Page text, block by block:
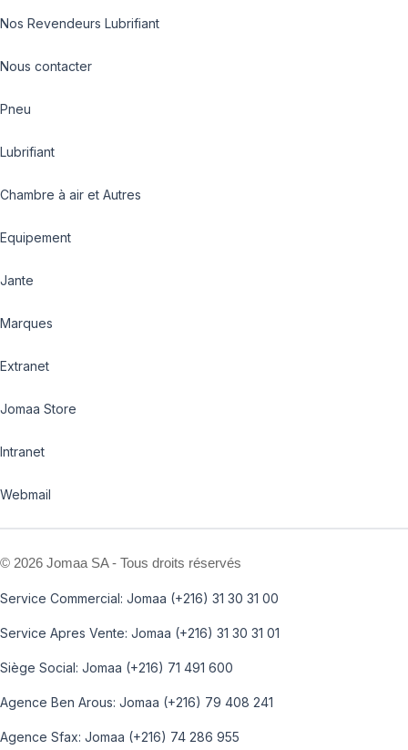
Nos Revendeurs Lubrifiant
Nous contacter
Pneu
Lubrifiant
Chambre à air et Autres
Equipement
Jante
Marques
Extranet
Jomaa Store
Intranet
Webmail
© 2026 Jomaa SA - Tous droits réservés
Service Commercial: Jomaa (+216) 31 30 31 00
Service Apres Vente: Jomaa (+216) 31 30 31 01
Siège Social: Jomaa (+216) 71 491 600
Agence Ben Arous: Jomaa (+216) 79 408 241
Agence Sfax: Jomaa (+216) 74 286 955